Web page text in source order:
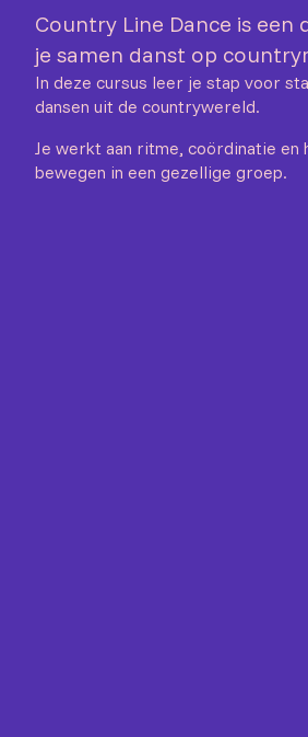
Country Line Dance is een
je samen danst op
In deze cursus leer je stap voor
dansen uit de countrywereld.
Je werkt aan ritme, coördinatie en
bewegen in een gezellige groep.